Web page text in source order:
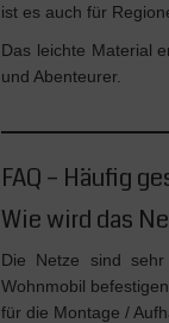
ist es auch für
Das leichte Material
und Abenteurer.
FAQ – Häufig
Wie wird das
Die Netze sind
Wohnmobil
für die Montage /